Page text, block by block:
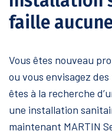
faille
Vous êtes nouveau
ou vous envisagez
êtes à la recherche
une installation
maintenant MARTIN